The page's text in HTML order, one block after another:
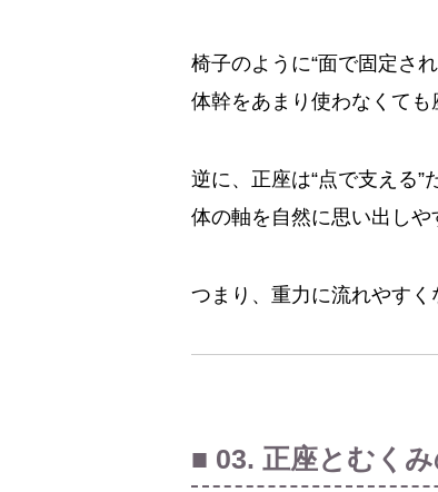
椅子のように“面で固定され
体幹をあまり使わなくて
逆に、正座は“点で支える”
体の軸を自然に思い出しや
つまり、重力に流れやす
■ 03. 正座とむく